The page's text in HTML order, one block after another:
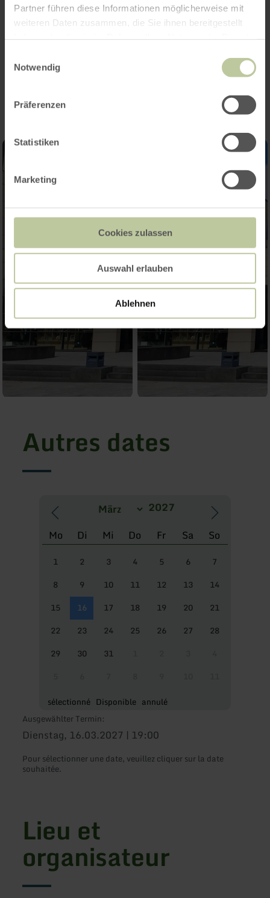
Partner führen diese Informationen möglicherweise mit
weiteren Daten zusammen, die Sie ihnen bereitgestellt
Notwendig
Präferenzen
Statistiken
Marketing
Cookies zulassen
Auswahl erlauben
Ablehnen
les frontières.
Impressions
Autres dates
Mo Di Mi Do Fr Sa So
1 2 3 4 5 6
7
8
9 10 11 12 13
14
15
16 17 18 19 20
21
22
23 24 25 26 27
28
29
30 31
sélectionné Disponible annulé
Ausgewählter Termin:
Dienstag, 16.03.2027 | 19:00
Pour sélectionner une date, veuillez cliquer sur la date
souhaitée.
Lieu et
organisateur